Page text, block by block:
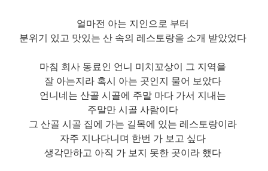
얼마전 아는 지인으로 부터
분위기 있고 맛있는 산 속의 레스토랑을 소개 받았었다
마침 회사 동료인 언니 미치꼬상이 그 지역을
잘 아는지라 혹시 아는 곳인지 물어 보았다
언니네는 산골 시골에 주말 마다 가서 지내는
주말만 시골 사람이다
그 산골 시골 집에 가는 길목에 있는 레스토랑이라
자주 지나다니며 한번 가 보고 싶다
생각만하고 아직 가 보지 못한 곳이라 했다